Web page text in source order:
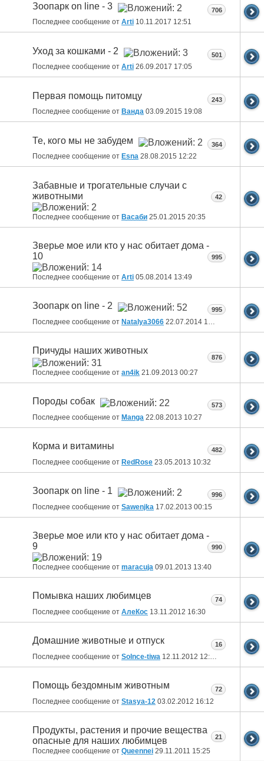
Зоопарк on line - 3
Последнее сообщение от Arti 10.11.2017 12:51
706
Уход за кошками - 2
Последнее сообщение от Arti 26.09.2017 17:05
501
Первая помощь питомцу
Последнее сообщение от Ванда 03.09.2015 19:08
243
Те, кого мы не забудем
Последнее сообщение от Esna 28.08.2015 12:22
364
Забавные и трогательные случаи с
животными
Последнее сообщение от Васаби 25.01.2015 20:35
42
Зверье мое или кто у нас обитает дома -
10
Последнее сообщение от Arti 05.08.2014 13:49
995
Зоопарк on line - 2
Последнее сообщение от Natalya3066 22.07.2014 17:00
995
Причуды наших животных
Последнее сообщение от an4ik 21.09.2013 00:27
876
Породы собак
Последнее сообщение от Manga 22.08.2013 10:27
573
Корма и витамины
Последнее сообщение от RedRose 23.05.2013 10:32
482
Зоопарк on line - 1
Последнее сообщение от Sawenjka 17.02.2013 00:15
996
Зверье мое или кто у нас обитает дома -
9
Последнее сообщение от maracuja 09.01.2013 13:40
990
Помывка наших любимцев
Последнее сообщение от АлеКос 13.11.2012 16:30
74
Домашние животные и отпуск
Последнее сообщение от Solnce-tiwa 12.11.2012 12:53
16
Помощь бездомным животным
Последнее сообщение от Stasya-12 03.02.2012 16:12
72
Продукты, растения и прочие вещества
опасные для наших любимцев
Последнее сообщение от Queennei 29.11.2011 15:25
21